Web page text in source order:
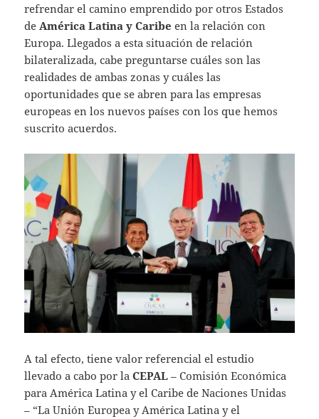
refrendar el camino emprendido por otros Estados
deAmérica Latina y Caribe en la relación con
Europa. Llegados a esta situación de relación
bilateralizada, cabe preguntarse cuáles son las
realidades de ambas zonas y cuáles las
oportunidades que se abren para las empresas
europeas en los nuevos países con los que hemos
suscrito acuerdos.
A tal efecto, tiene valor referencial el estudio
llevado a cabo por laCEPAL – Comisión Económica
para América Latina y el Caribe de Naciones Unidas
– “La Unión Europea y América Latina y el